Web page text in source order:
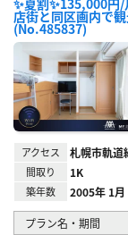
✨夏割✨135,000
店街と同区画内で
(No.485837)
アクセス 札幌市軌道
間取り 1K
築年数 2005年 1月
プラン名・期間